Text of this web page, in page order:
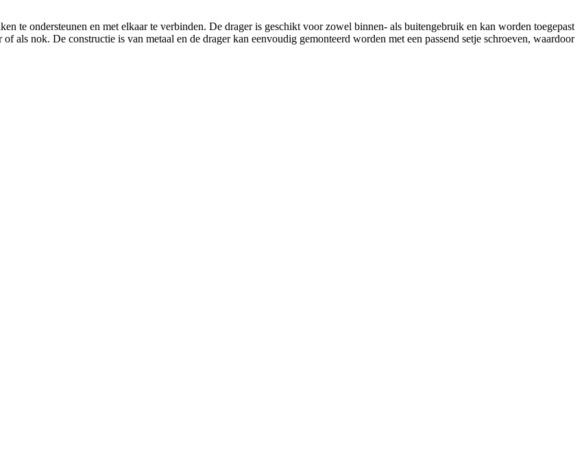
te ondersteunen en met elkaar te verbinden. De drager is geschikt voor zowel binnen- als buitengebruik en kan worden toegepast
als nok. De constructie is van metaal en de drager kan eenvoudig gemonteerd worden met een passend setje schroeven, waardoor